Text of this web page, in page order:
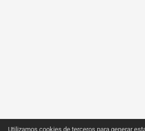
Utilizamos cookies de terceros para generar